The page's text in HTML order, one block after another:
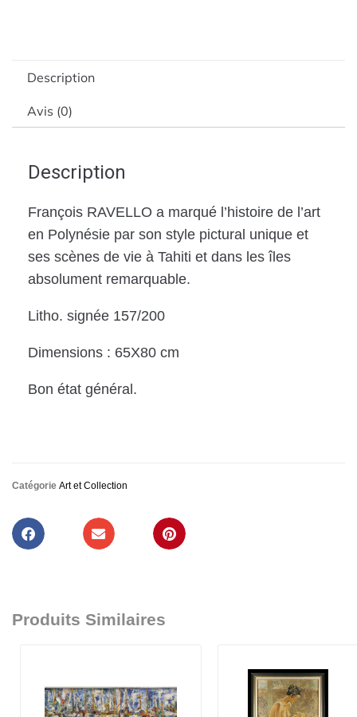
Description
Avis (0)
Description
François RAVELLO a marqué l’histoire de l’art
en Polynésie par son style pictural unique et
ses scènes de vie à Tahiti et dans les îles
absolument remarquable.
Litho. signée 157/200
Dimensions : 65X80 cm
Bon état général.
Catégorie Art et Collection
Produits Similaires